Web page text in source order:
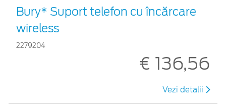
Bury* Suport telefon cu încărcare
wireless
2279204
€ 136,56
Vezi detalii